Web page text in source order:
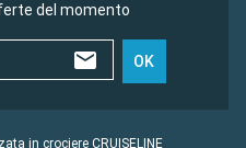
del momento
OK
in crociere CRUISELINE